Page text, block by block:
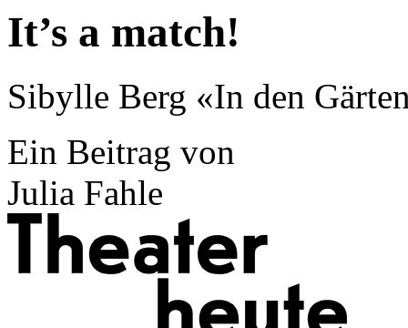
It’s a match!
Sibylle Berg «In den
Ein Beitrag von
Julia Fahle